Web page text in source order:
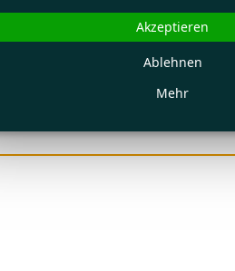
Mehr
Ablehnen
Akzeptieren